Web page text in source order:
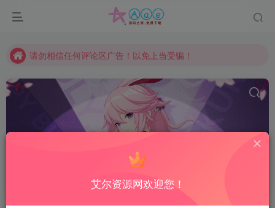
本站一律禁止以任何方式发布或转载任何违法的相关信息，访客发现请向站长举报
请勿相信任何评论区广告！以免上当受骗！
本网站的文章部分内容可能来源于网络，仅供大家学习与参考，如有侵权，请联系站长QQ466107887进行删除处理。
艾尔资源网欢迎您！